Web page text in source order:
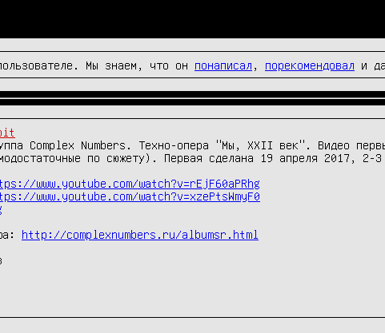
Мы знаем, что он понаписал порекомендовал и
Complex Numbers. Техно-опера "Мы, XXII век". Видео
по сюжету). Первая сделана 19 апреля 2017,
www.youtube.com/watch?v=rEjF60aPRhg
www.youtube.com/watch?v=xzePtsWmyF0
http://complexnumbers.ru/albumsr.html